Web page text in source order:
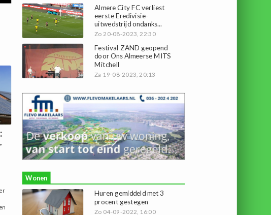
Almere City FC verliest
eerste Eredivisie-
uitwedstrijd ondanks...
Zo 20-08-2023, 22:30
Festival ZAND geopend
door Ons Almeerse MITS
Mitchell
Za 19-08-2023, 20:13
Wonen
Huren gemiddeld met 3
procent gestegen
Zo 04-09-2022, 16:00